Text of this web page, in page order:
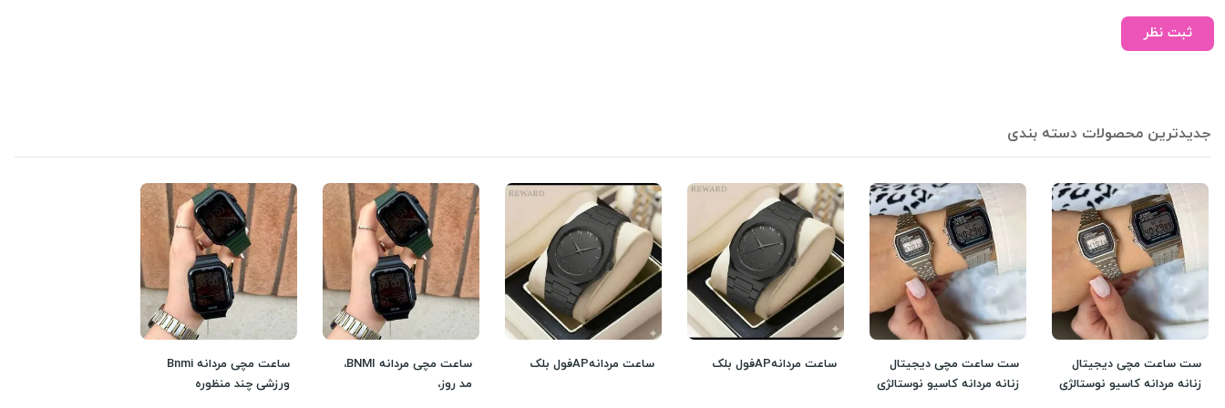
ثبت نظر
جدیدترین محصولات دسته بندی
ست ساعت مچی دیجیتال
زنانه مردانه کاسیو نوستالژی
ست ساعت مچی دیجیتال
زنانه مردانه کاسیو نوستالژی
ساعت مردانهAPفول بلک ساعت مردانهAPفول بلک
ساعت مچی مردانه BNMI،
مد روز،
ساعت مچی مردانه Bnmi
ورزشی چند منظوره